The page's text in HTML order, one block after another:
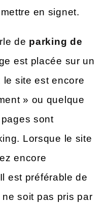
en signet.
de parking de
est placée sur un
le site est encore
» ou quelque
sont
Lorsque le site
encore
est préférable de
ne soit pas pris par